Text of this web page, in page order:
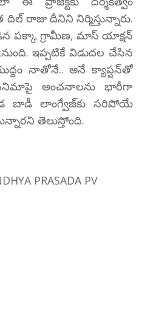
రాజు దీనిని నిర్మిస్తున్నారు.
పక్కా గ్రామీణ, మాస్ యాక్షన్
ఇప్పటికే విడుదల చేసిన
నాతోనే.. అనే క్యాప్షన్‌తో
సినిమాపై అంచనాలను భారీగా
బాడీ లాంగ్వేజ్‌కు సరిపోయే
తెలుస్తోంది.
PRASADA PV